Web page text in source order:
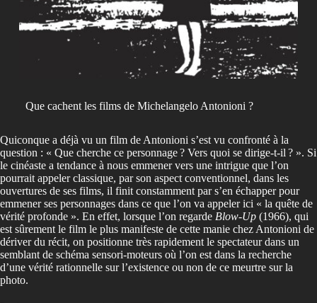
Que cachent les films de Michelangelo Antonioni ?
Quiconque a déjà vu un film de Antonioni s’est vu confronté à la
question : « Que cherche ce personnage ? Vers quoi se dirige-t-il ? ». Si
le cinéaste a tendance à nous emmener vers une intrigue que l’on
pourrait appeler classique, par son aspect conventionnel, dans les
ouvertures de ses films, il finit constamment par s’en échapper pour
emmener ses personnages dans ce que l’on va appeler ici « la quête de
vérité profonde ». En effet, lorsque l’on regarde Blow-Up (1966), qui
est sûrement le film le plus manifeste de cette manie chez Antonioni de
dériver du récit, on positionne très rapidement le spectateur dans un
semblant de schéma sensori-moteurs où l’on est dans la recherche
d’une vérité rationnelle sur l’existence ou non de ce meurtre sur la
photo.